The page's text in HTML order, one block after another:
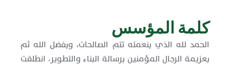
كلمة المؤسس
الحمد لله الذي بنعمته تتم الصالحات، وبفضل الله ثم
بعزيمة الرجال المؤمنين برسالة البناء والتطوير، انطلقت